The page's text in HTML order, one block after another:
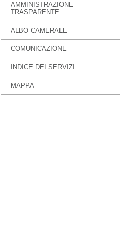
AMMINISTRAZIONE
TRASPARENTE
ALBO CAMERALE
COMUNICAZIONE
INDICE DEI SERVIZI
MAPPA